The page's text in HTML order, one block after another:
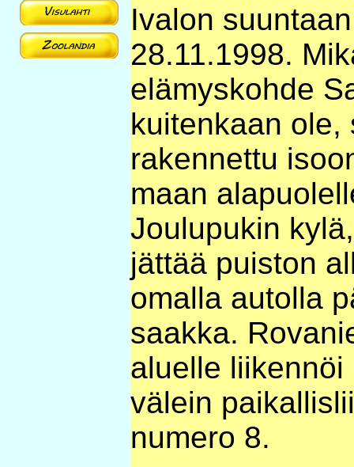
Ivalon
28.11.1998.
elämyskohde
kuitenkaan ole,
rakennettu
maan
Joulupukin
jättää puiston
omalla autolla
saakka.
aluelle
välein
numero 8.